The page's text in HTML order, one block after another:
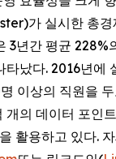
가 실시한 총
3년간 평균
타났다. 2016년
이상의 직원을
개의 데이터 포인
활용하고 있다.